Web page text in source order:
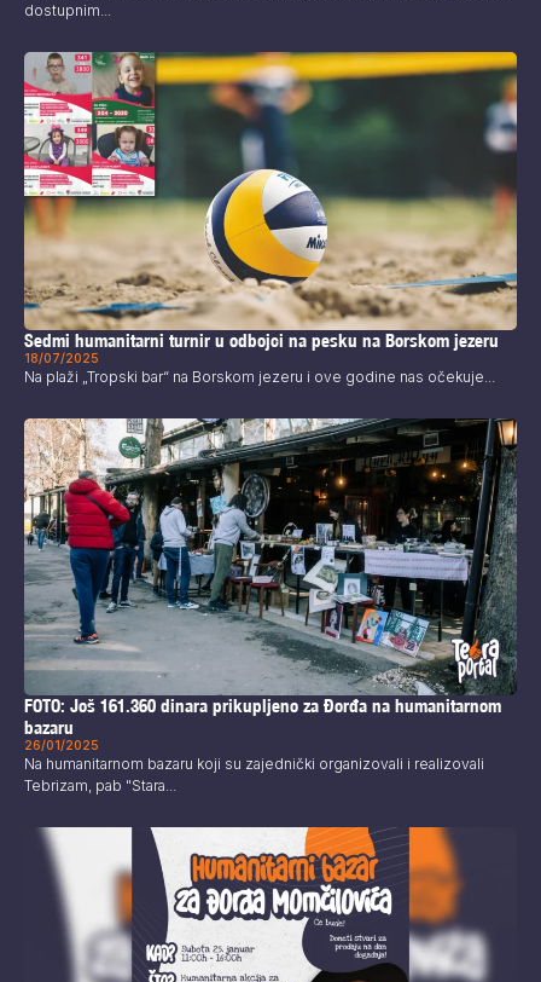
dostupnim...
Sedmi humanitarni turnir u odbojci na pesku na Borskom jezeru
18/07/2025
Na plaži „Tropski bar“ na Borskom jezeru i ove godine nas očekuje...
FOTO: Još 161.360 dinara prikupljeno za Đorđa na humanitarnom
bazaru
26/01/2025
Na humanitarnom bazaru koji su zajednički organizovali i realizovali
Tebrizam, pab "Stara...